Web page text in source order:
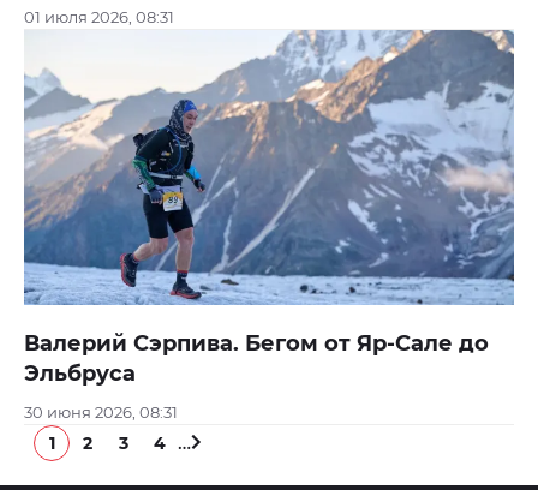
01 июля 2026, 08:31
Валерий Сэрпива. Бегом от Яр-Сале до
Эльбруса
30 июня 2026, 08:31
1 2 3 4 …